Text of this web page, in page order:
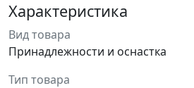
Характеристика
Вид товара
Принадлежности и оснастка
Тип товара